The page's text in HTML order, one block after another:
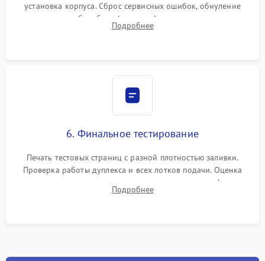
установка корпуса. Сброс сервисных ошибок, обнуление
счетчиков абсорбера (памперса) или узла переноса,
обновление прошивки и программная калибровка аппарата.
Подробнее
6. Финальное тестирование
Печать тестовых страниц с разной плотностью заливки.
Проверка работы дуплекса и всех лотков подачи. Оценка
качества запекания тонера и полное отсутствие дефектов
изображения перед выдачей готового устройства.
Подробнее